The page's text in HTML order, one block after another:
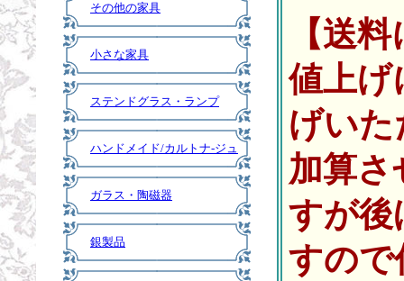
その他の家具
小さな家具
ステンドグラス・ランプ
ハンドメイド/カルトナ-ジュ
ガラス・陶磁器
銀製品
【送
値上げ
げいた
加算さ
すが後
すので